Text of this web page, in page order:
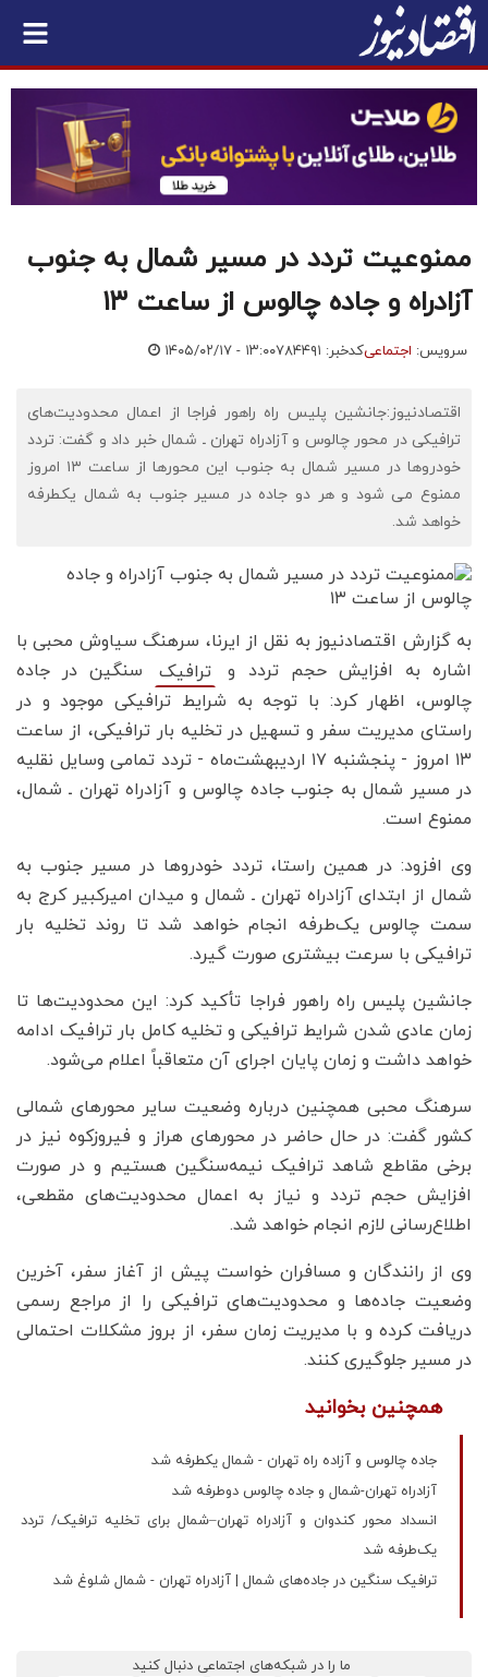
ممنوعیت تردد در مسیر شمال به جنوب
آزادراه و جاده چالوس از ساعت ۱۳
سرویس: اجتماعیکدخبر: ۷۸۴۴۹۱ ۱۴۰۵/۰۲/۱۷ - ۱۳:۰۰
اقتصادنیوز:جانشین پلیس راه راهور فراجا از اعمال محدودیت‌های
ترافیکی در محور چالوس و آزادراه تهران ـ شمال خبر داد و گفت: تردد
خودروها در مسیر شمال به جنوب این محورها از ساعت ۱۳ امروز
ممنوع می شود و هر دو جاده در مسیر جنوب به شمال یکطرفه
خواهد شد.
به گزارش اقتصادنیوز به نقل از ایرنا، سرهنگ سیاوش محبی با
اشاره به افزایش حجم تردد و
ترافیک
سنگین در جاده
چالوس، اظهار کرد: با توجه به شرایط ترافیکی موجود و در
راستای مدیریت سفر و تسهیل در تخلیه بار ترافیکی، از ساعت
۱۳ امروز - پنجشنبه ۱۷ اردیبهشت‌ماه - تردد تمامی وسایل نقلیه
در مسیر شمال به جنوب جاده چالوس و آزادراه تهران ـ شمال،
ممنوع است.
وی افزود: در همین راستا، تردد خودروها در مسیر جنوب به
شمال از ابتدای آزادراه تهران ـ شمال و میدان امیرکبیر کرج به
سمت چالوس یک‌طرفه انجام خواهد شد تا روند تخلیه بار
ترافیکی با سرعت بیشتری صورت گیرد.
جانشین پلیس راه راهور فراجا تأکید کرد: این محدودیت‌ها تا
زمان عادی شدن شرایط ترافیکی و تخلیه کامل بار ترافیک ادامه
خواهد داشت و زمان پایان اجرای آن متعاقباً اعلام می‌شود.
سرهنگ محبی همچنین درباره وضعیت سایر محورهای شمالی
کشور گفت: در حال حاضر در محورهای هراز و فیروزکوه نیز در
برخی مقاطع شاهد ترافیک نیمه‌سنگین هستیم و در صورت
افزایش حجم تردد و نیاز به اعمال محدودیت‌های مقطعی،
اطلاع‌رسانی لازم انجام خواهد شد.
وی از رانندگان و مسافران خواست پیش از آغاز سفر، آخرین
وضعیت جاده‌ها و محدودیت‌های ترافیکی را از مراجع رسمی
دریافت کرده و با مدیریت زمان سفر، از بروز مشکلات احتمالی
در مسیر جلوگیری کنند.
همچنین بخوانید
جاده چالوس و آزاده راه تهران - شمال یکطرفه شد
آزادراه تهران-شمال و جاده چالوس دوطرفه شد
انسداد محور کندوان و آزادراه تهران–شمال برای تخلیه ترافیک/ تردد
یک‌طرفه شد
ترافیک سنگین در جاده‌های شمال | آزادراه تهران - شمال شلوغ شد
ما را در شبکه‌های اجتماعی دنبال کنید